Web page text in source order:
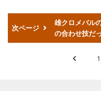
次ページ
雄クロメバル
の合わせ技だ
< 1